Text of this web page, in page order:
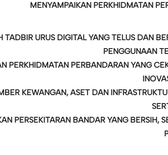
MENYAMPAIKAN PERKHIDMATAN
TADBIR URUS DIGITAL YANG TELUS DAN
PENGGUNAAN
PERKHIDMATAN PERBANDARAN YANG
KEWANGAN, ASET DAN
PERSEKITARAN BANDAR YANG BERSIH,